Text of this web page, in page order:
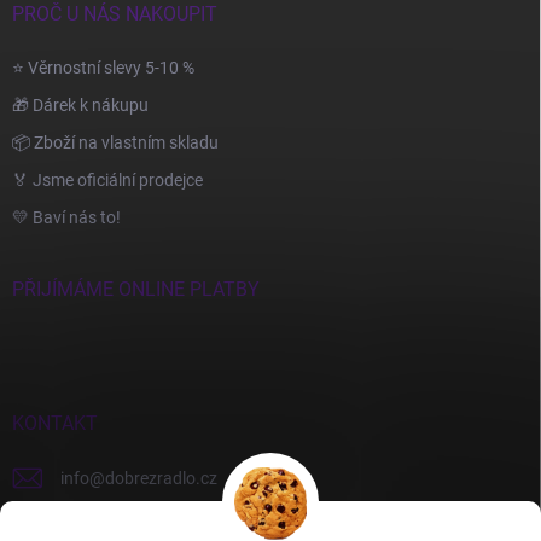
PROČ U NÁS NAKOUPIT
⭐ Věrnostní slevy 5-10 %
🎁 Dárek k nákupu
📦 Zboží na vlastním skladu
🏅 Jsme oficiální prodejce
💛 Baví nás to!
PŘIJÍMÁME ONLINE PLATBY
KONTAKT
info@dobrezradlo.cz